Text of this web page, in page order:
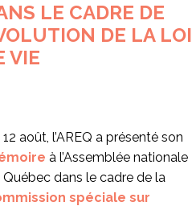
LE CADRE DE
DE LA LOI
VIE
12 août, l’AREQ a présenté son
à l’Assemblée nationale
Québec dans le cadre de la
spéciale sur